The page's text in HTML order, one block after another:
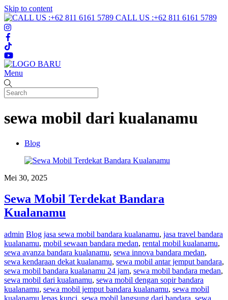
Skip to content
CALL US :+62 811 6161 5789
Menu
sewa mobil dari kualanamu
Blog
Mei 30, 2025
Sewa Mobil Terdekat Bandara
Kualanamu
admin Blog jasa sewa mobil bandara kualanamu, jasa travel bandara
kualanamu, mobil sewaan bandara medan, rental mobil kualanamu,
sewa avanza bandara kualanamu, sewa innova bandara medan,
sewa kendaraan dekat kualanamu, sewa mobil antar jemput bandara,
sewa mobil bandara kualanamu 24 jam, sewa mobil bandara medan,
sewa mobil dari kualanamu, sewa mobil dengan sopir bandara
kualanamu, sewa mobil jemput bandara kualanamu, sewa mobil